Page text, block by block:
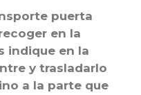
puerta
en la
indique en la
y trasladarlo
a la parte que